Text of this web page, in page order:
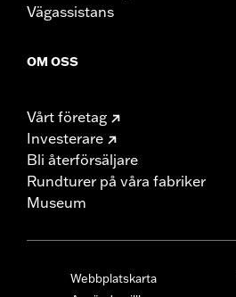
Vägassistans
OM OSS
Vårt företag
Investerare
Bli återförsäljare
Rundturer på våra fabriker
Museum
Webbplatskarta